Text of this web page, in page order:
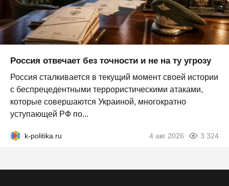
Россия отвечает без точности и не на ту угрозу
Россия сталкивается в текущий момент своей истории
с беспрецедентными террористическими атаками,
которые совершаются Украиной, многократно
уступающей РФ по...
k-politika.ru 4 авг 2026 3 324